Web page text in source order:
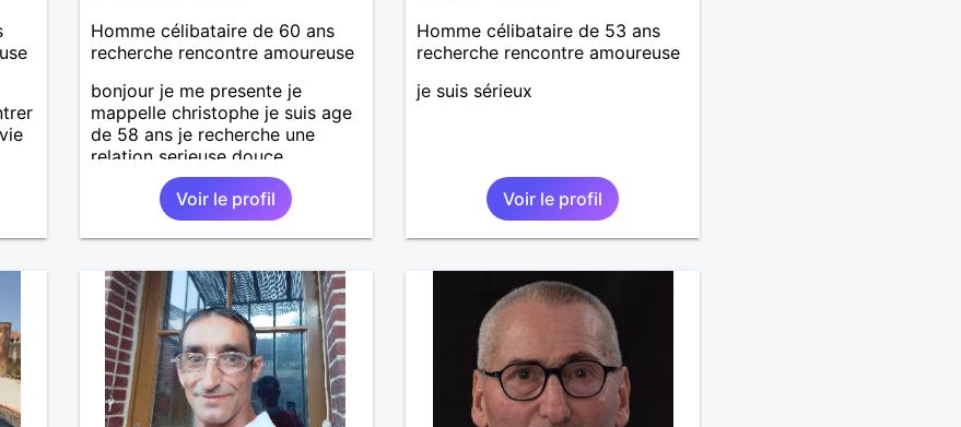
Homme célibataire de 60 ans
recherche rencontre amoureuse
bonjour je me presente je
mappelle christophe je suis age
de 58 ans je recherche une
relation serieuse douce
attentionné et honnête je n'aime
pas les mensonges et les
cachotteries je suis un homme
sensible doux câlin et franc. PS
fans de l'équipe de l'OM je suis
du département de la Nièvre 58
Voir le profil
Homme célibataire de 53 ans
recherche rencontre amoureuse
je suis sérieux
Voir le profil